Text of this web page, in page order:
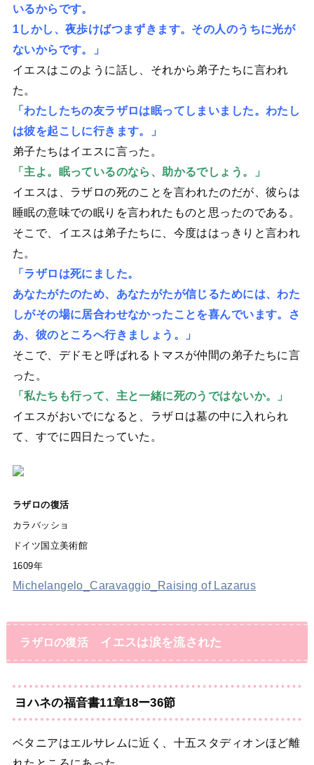
いるからです。
1しかし、夜歩けばつまずきます。その人のうちに光が
ないからです。」
イエスはこのように話し、それから弟子たちに言われ
た。
「わたしたちの友ラザロは眠ってしまいました。わたし
は彼を起こしに行きます。」
弟子たちはイエスに言った。
「主よ。眠っているのなら、助かるでしょう。」
イエスは、ラザロの死のことを言われたのだが、彼らは
睡眠の意味での眠りを言われたものと思ったのである。
そこで、イエスは弟子たちに、今度ははっきりと言われ
た。
「ラザロは死にました。
あなたがたのため、あなたがたが信じるためには、わた
しがその場に居合わせなかったことを喜んでいます。さ
あ、彼のところへ行きましょう。」
そこで、デドモと呼ばれるトマスが仲間の弟子たちに言
った。
「私たちも行って、主と一緒に死のうではないか。」
イエスがおいでになると、ラザロは墓の中に入れられ
て、すでに四日たっていた。
ラザロの復活
カラバッショ
ドイツ国立美術館
1609年
Michelangelo_Caravaggio_Raising of Lazarus
ラザロの復活 イエスは涙を流された
ヨハネの福音書11章18ー36節
ベタニアはエルサレムに近く、十五スタディオンほど離